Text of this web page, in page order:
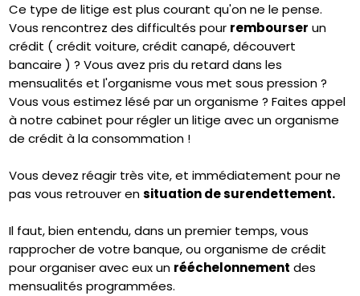
Ce type de litige est plus courant qu'on ne le pense.
Vous rencontrez des difficultés pour rembourser un
crédit ( crédit voiture, crédit canapé, découvert
bancaire ) ? Vous avez pris du retard dans les
mensualités et l'organisme vous met sous pression ?
Vous vous estimez lésé par un organisme ? Faites appel
à notre cabinet pour régler un litige avec un organisme
de crédit à la consommation !
Vous devez réagir très vite, et immédiatement pour ne
pas vous retrouver ensituation de surendettement.
Il faut, bien entendu, dans un premier temps, vous
rapprocher de votre banque, ou organisme de crédit
pour organiser avec eux un rééchelonnement des
mensualités programmées.